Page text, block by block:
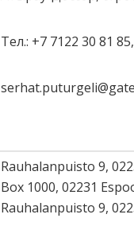
Тел.: +7 7122 30 81 85,
Rauhalanpuisto 9,
Box 1000, 02231
Rauhalanpuisto 9,